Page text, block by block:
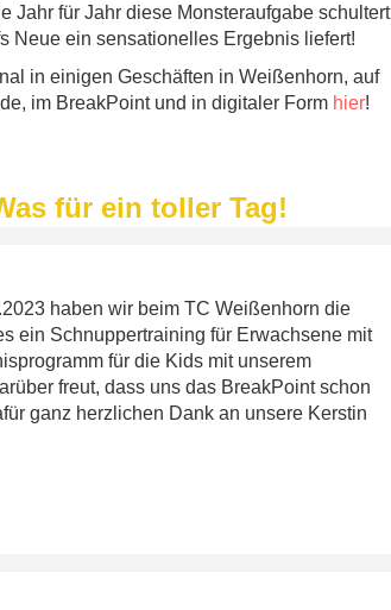
Jahr für Jahr diese Monsteraufgabe schultert
Neue ein sensationelles Ergebnis liefert!
in einigen Geschäften in Weißenhorn, auf
im BreakPoint und in digitaler Form hier!
für ein toller Tag!
haben wir beim TC Weißenhorn die
ein Schnuppertraining für Erwachsene mit
für die Kids mit unserem
freut, dass uns das BreakPoint schon
ganz herzlichen Dank an unsere Kerstin